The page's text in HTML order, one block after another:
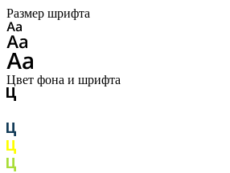
Размер шрифта
Цвет фона и шрифта